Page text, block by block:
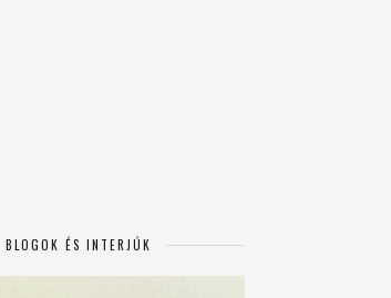
BLOGOK ÉS INTERJÚK